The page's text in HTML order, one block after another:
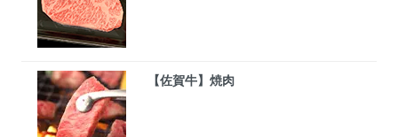
【佐賀牛】焼肉